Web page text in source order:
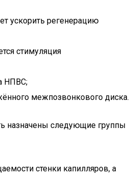
ускорить регенерацию
стимуляция
НПВС;
межпозвонкового диска.
назначены следующие группы
стенки капилляров, а